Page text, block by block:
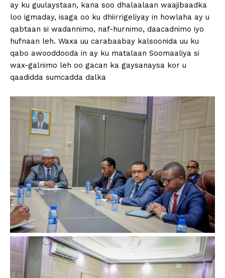
ay ku guulaystaan, kana soo dhalaalaan waajibaadka
loo igmaday, isaga oo ku dhiirrigeliyay in howlaha ay u
qabtaan si wadannimo, naf-hurnimo, daacadnimo iyo
hufnaan leh. Waxa uu carabaabay kalsoonida uu ku
qabo awooddooda in ay ku matalaan Soomaaliya si
wax-galnimo leh oo gacan ka gaysanaysa kor u
qaadidda sumcadda dalka